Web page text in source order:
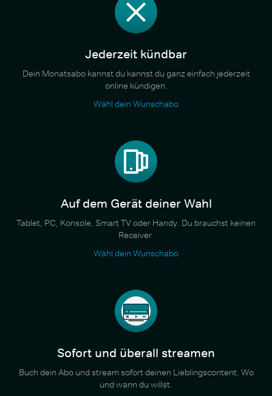
Jederzeit kündbar
Dein Monatsabo kannst du kannst du ganz einfach jederzeit
online kündigen.
Wähl dein Wunschabo
Auf dem Gerät deiner Wahl
Tablet, PC, Konsole, Smart TV oder Handy. Du brauchst keinen
Receiver.
Wähl dein Wunschabo
Sofort und überall streamen
Buch dein Abo und stream sofort deinen Lieblingscontent. Wo
und wann du willst.